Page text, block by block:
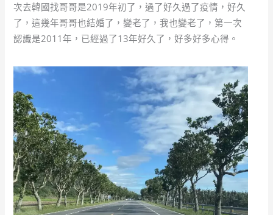
次去韓國找哥哥是2019年初了，過了好久過了疫情，好久
了，這幾年哥哥也結婚了，變老了，我也變老了，第一次
認識是2011年，已經過了13年好久了，好多好多心得。